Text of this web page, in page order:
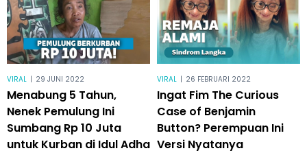
VIRAL | 29 JUNI 2022
Menabung 5 Tahun,
Nenek Pemulung Ini
Sumbang Rp 10 Juta
untuk Kurban di Idul Adha
VIRAL | 26 FEBRUARI 2022
Ingat Fim The Curious
Case of Benjamin
Button? Perempuan Ini
Versi Nyatanya